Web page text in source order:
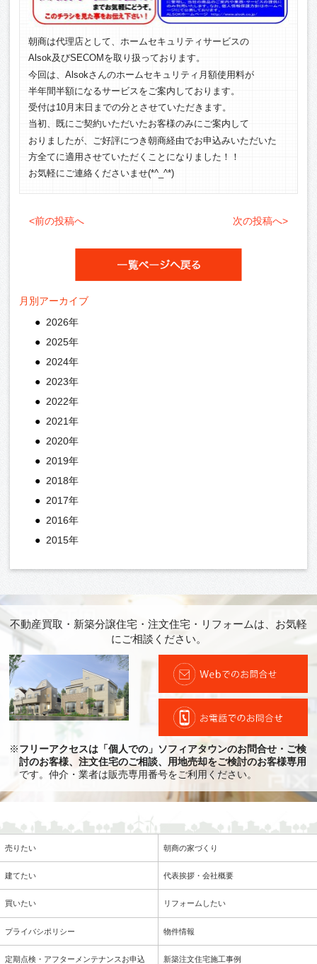
朝商は代理店として、ホームセキュリティサービスの
Alsok及びSECOMを取り扱っております。
今回は、Alsokさんのホームセキュリティ月額使用料が
半年間半額になるサービスをご案内しております。
受付は10月末日までの分とさせていただきます。
当初、既にご契約いただいたお客様のみにご案内して
おりましたが、ご好評につき朝商経由でお申込みいただいた
方全てに適用させていただくことになりました！！
お気軽にご連絡くださいませ(*^_^*)
<前の投稿へ 次の投稿へ>
月別アーカイブ
2026年
2025年
2024年
2023年
2022年
2021年
2020年
2019年
2018年
2017年
2016年
2015年
不動産買取・新築分譲住宅・注文住宅・リフォームは、お気軽
にご相談ください。
※フリーアクセスは「個人での」ソフィアタウンのお問合せ・ご検
討のお客様、注文住宅のご相談、用地売却をご検討のお客様専用
です。仲介・業者は販売専用番号をご利用ください。
売りたい 朝商の家づくり
建てたい 代表挨拶・会社概要
買いたい リフォームしたい
プライバシポリシー 物件情報
定期点検・アフターメンテナンスお申込 新築注文住宅施工事例